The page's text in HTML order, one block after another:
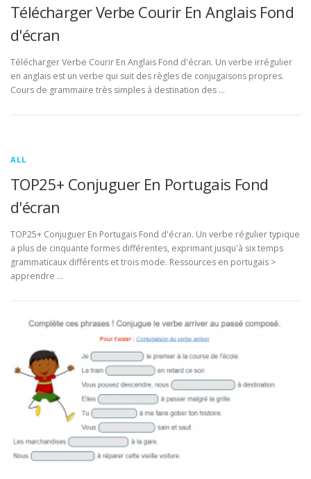
Télécharger Verbe Courir En Anglais Fond
d'écran
Télécharger Verbe Courir En Anglais Fond d'écran. Un verbe irrégulier
en anglais est un verbe qui suit des règles de conjugaisons propres.
Cours de grammaire très simples à destination des …
ALL
TOP25+ Conjuguer En Portugais Fond
d'écran
TOP25+ Conjuguer En Portugais Fond d'écran. Un verbe régulier typique
a plus de cinquante formes différentes, exprimant jusqu'à six temps
grammaticaux différents et trois mode. Ressources en portugais >
apprendre …